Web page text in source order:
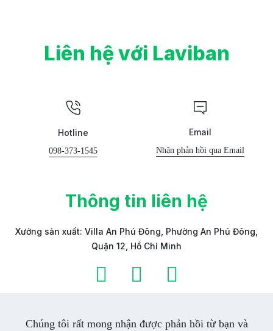
Liên hệ với Laviban
Hotline
098-373-1545
Email
Nhận phản hồi qua Email
Thông tin liên hệ
Xưởng sản xuất: Villa An Phú Đông, Phường An Phú Đông,
Quận 12, Hồ Chí Minh
Chúng tôi rất mong nhận được phản hồi từ bạn và